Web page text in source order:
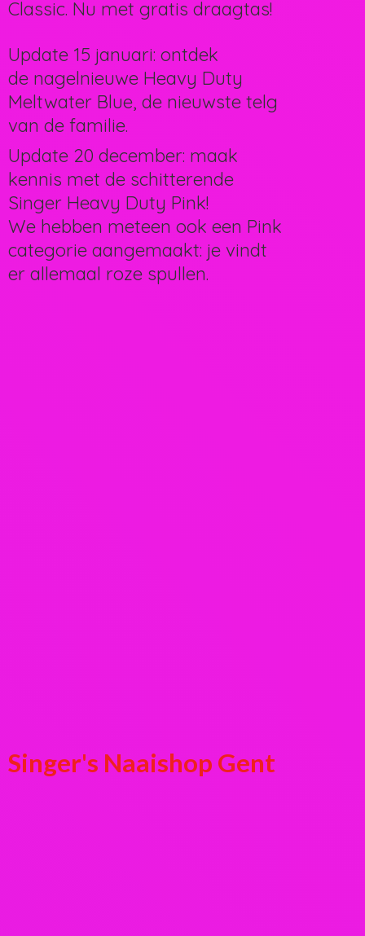
Singer's Naaishop Gent
Classic. Nu met gratis draagtas!
Update 15 januari: ontdek
de nagelnieuwe Heavy Duty
Meltwater Blue, de nieuwste telg
van de familie.
Update 20 december: maak
kennis met de schitterende
Singer Heavy Duty Pink!
We hebben meteen ook een Pink
categorie aangemaakt: je vindt
er allemaal roze spullen.